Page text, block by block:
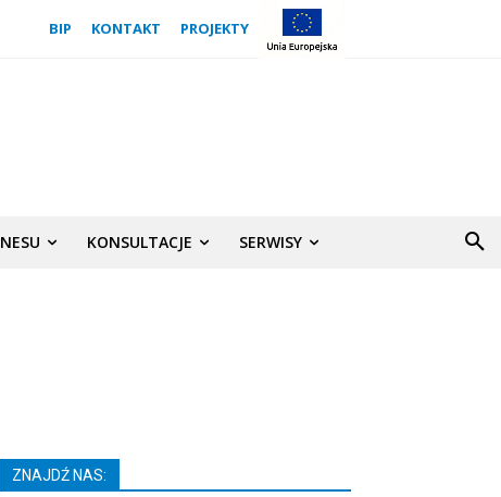
BIP KONTAKT PROJEKTY
KONSULTACJE SERWISY
ZNAJDŹ NAS: